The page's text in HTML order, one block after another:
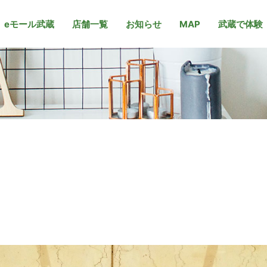
eモール武蔵 店舗一覧 お知らせ MAP 武蔵で体験